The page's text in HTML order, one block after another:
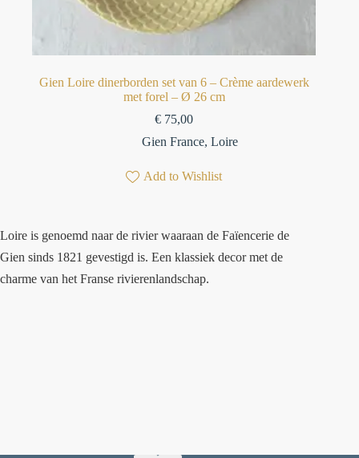
Gien Loire dinerborden set van 6 – Crème aardewerk
met forel – Ø 26 cm
€ 75,00
Gien France,Loire
Add to Wishlist
Loire is genoemd naar de rivier waaraan de Faïencerie de
Gien sinds 1821 gevestigd is. Een klassiek decor met de
charme van het Franse rivierenlandschap.